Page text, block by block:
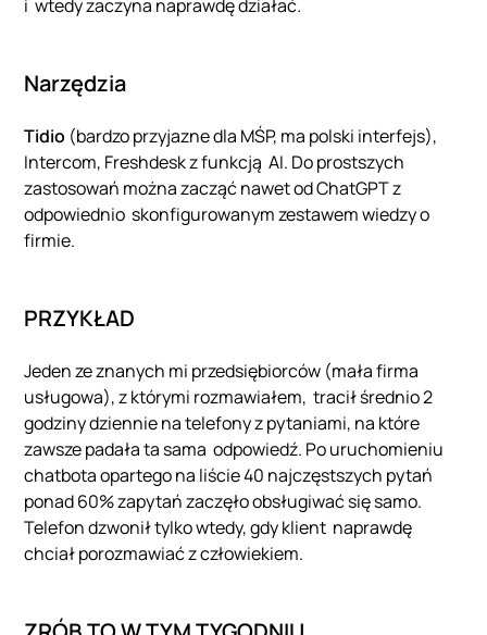
i wtedy zaczyna naprawdę działać.
Narzędzia
Tidio (bardzo przyjazne dla MŚP, ma polski interfejs),
Intercom, Freshdesk z funkcją AI. Do prostszych
zastosowań można zacząć nawet od ChatGPT z
odpowiednio skonfigurowanym zestawem wiedzy o
firmie.
PRZYKŁAD
Jeden ze znanych mi przedsiębiorców (mała firma
usługowa), z którymi rozmawiałem, tracił średnio 2
godziny dziennie na telefony z pytaniami, na które
zawsze padała ta sama odpowiedź. Po uruchomieniu
chatbota opartego na liście 40 najczęstszych pytań
ponad 60% zapytań zaczęło obsługiwać się samo.
Telefon dzwonił tylko wtedy, gdy klient naprawdę
chciał porozmawiać z człowiekiem.